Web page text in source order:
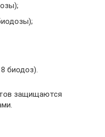
биодоз).
защищаются